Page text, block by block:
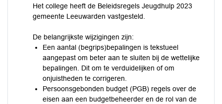
Het college heeft de Beleidsregels Jeugdhulp 2023
gemeente Leeuwarden vastgesteld.
De belangrijkste wijzigingen zijn:
Een aantal (begrips)bepalingen is tekstueel
aangepast om beter aan te sluiten bij de wettelijke
bepalingen. Dit om te verduidelijken of om
onjuistheden te corrigeren.
Persoonsgebonden budget (PGB) regels over de
eisen aan een budgetbeheerder en de rol van de